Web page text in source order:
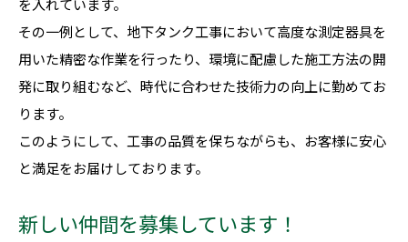
を入れています。
その一例として、地下タンク工事において高度な測定器具を
用いた精密な作業を行ったり、環境に配慮した施工方法の開
発に取り組むなど、時代に合わせた技術力の向上に勤めてお
ります。
このようにして、工事の品質を保ちながらも、お客様に安心
と満足をお届けしております。
新しい仲間を募集しています！